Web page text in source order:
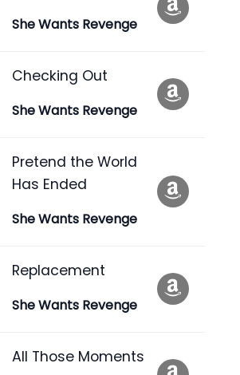
She Wants Revenge
Checking Out
She Wants Revenge
Pretend the World
Has Ended
She Wants Revenge
Replacement
She Wants Revenge
All Those Moments